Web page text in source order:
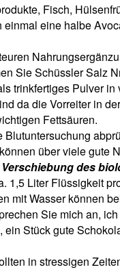
Fisch,
eine halbe
Sie Schüssler Salz
trinkfertiges Pulver
da die Vorreiter in
Fettsäuren.
über viele gute
des
1,5 Liter Flüssigkeit
mit Wasser können
Sie mich an,
Stück gute
in stressigen